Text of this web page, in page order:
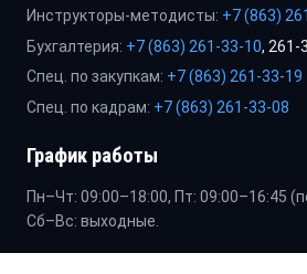
Инструкторы-методисты: +7 (863)
Бухгалтерия: +7 (863) 261-33-10, 261-
Спец. по закупкам: +7 (863) 261-33-19
Спец. по кадрам: +7 (863) 261-33-08
График работы
Пн–Чт: 09:00–18:00, Пт: 09:00–16:45
Сб–Вс: выходные.